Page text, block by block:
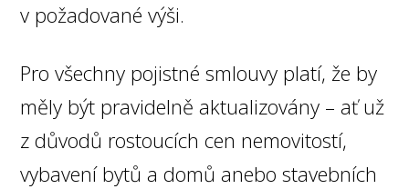
v požadované výši.
Pro všechny pojistné smlouvy platí, že by
měly být pravidelně aktualizovány – ať už
z důvodů rostoucích cen nemovitostí,
vybavení bytů a domů anebo stavebních